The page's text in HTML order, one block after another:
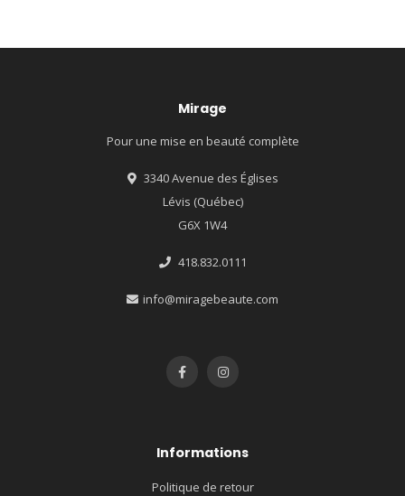
Mirage
Pour une mise en beauté complète
3340 Avenue des Églises
Lévis (Québec)
G6X 1W4
418.832.0111
info@miragebeaute.com
Informations
Politique de retour